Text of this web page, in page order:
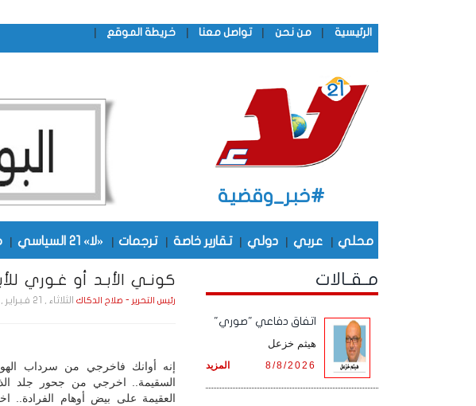
الرئيسية | من نحن | تواصل معنا | خريطة الموقع |
#خبر_وقضية
محلي | عربي | دولي | تقارير خاصة | ترجمات | «لا» 21 السياسي |
كونـي الأبـد أو غـوري
رئيس التحرير - صلاح الدكاكالثلاثاء , 21 فـبـرايـر , 2017 الساعة 6:44:15 PM
إنه أوانك فاخرجي من سرداب
السقيمة.. اخرجي من جحور جلد
العقيمة على بيض أوهام الفرادة..
مـقـالات
اتفاق دفاعي "صوري"
هيثم خزعل
المزيد 8/8/2026